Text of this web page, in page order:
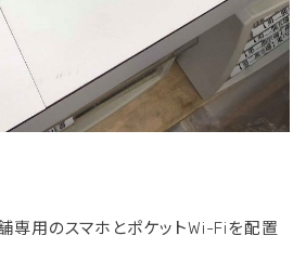
専用のスマホとポケットWi-Fiを配置